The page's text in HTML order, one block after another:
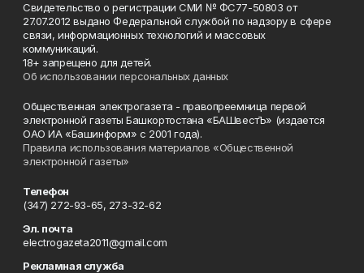
Свидетельство о регистрации СМИ № ФС77-50803 от
27.07.2012 выдано Федеральной службой по надзору в сфере
связи, информационных технологий и массовых
коммуникаций.
18+ запрещено для детей.
Об использовании персональных данных
Общественная электрогазета - правопреемница первой
электронной газеты Башкортостана «БАШвестЪ» (издается
ОАО ИА «Башинформ» с 2001 года).
Правила использования материалов «Общественной
электронной газеты»
Телефон
(347) 272-93-65, 273-32-62
Эл. почта
electrogazeta2011@gmail.com
Рекламная служба